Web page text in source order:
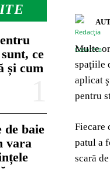
ce
și cum
de baie
vara
Multe
spaţiile
aplicat
pentru
Fiecare
patul a
scară